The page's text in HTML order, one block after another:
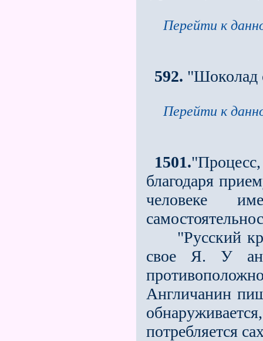
Перейти к
592. "Шоколад
Перейти к
1501.
благодаря
человеке
"Русский
свое Я. У
Англичанин
потребляется